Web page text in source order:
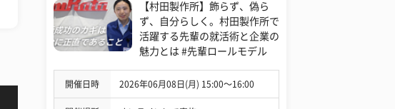
【村田製作所】飾らず、偽ら
ず、自分らしく。村田製作所で
活躍する先輩の就活術と企業の
魅力とは #先輩ロールモデル
開催日時 2026年06月08日(月) 15:00〜16:00